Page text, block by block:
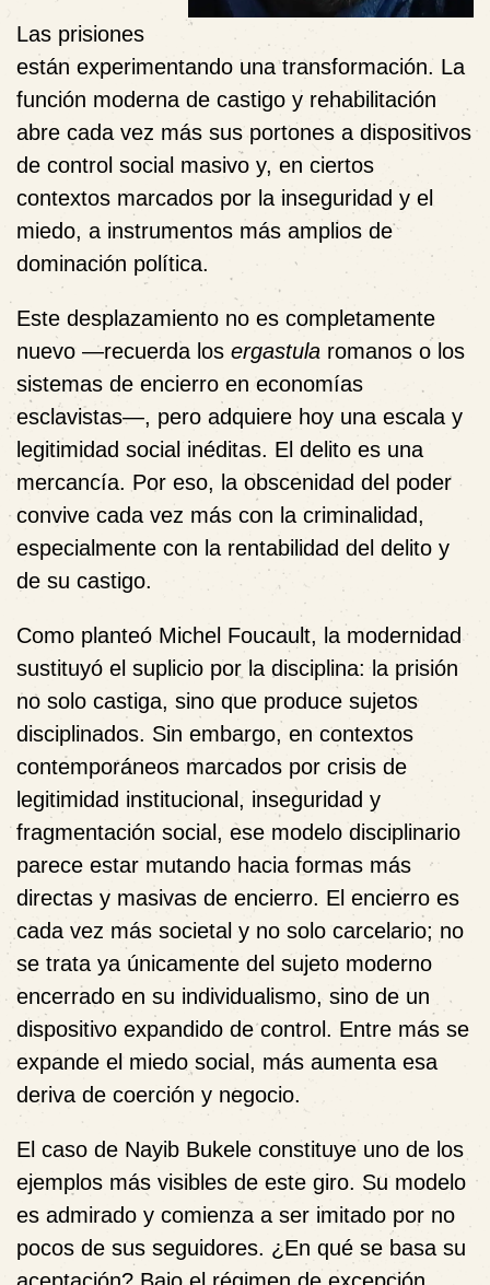
Las prisiones
están experimentando una transformación. La
función moderna de castigo y rehabilitación
abre cada vez más sus portones a dispositivos
de control social masivo y, en ciertos
contextos marcados por la inseguridad y el
miedo, a instrumentos más amplios de
dominación política.
Este desplazamiento no es completamente
nuevo —recuerda los ergastula romanos o los
sistemas de encierro en economías
esclavistas—, pero adquiere hoy una escala y
legitimidad social inéditas. El delito es una
mercancía. Por eso, la obscenidad del poder
convive cada vez más con la criminalidad,
especialmente con la rentabilidad del delito y
de su castigo.
Como planteó Michel Foucault, la modernidad
sustituyó el suplicio por la disciplina: la prisión
no solo castiga, sino que produce sujetos
disciplinados. Sin embargo, en contextos
contemporáneos marcados por crisis de
legitimidad institucional, inseguridad y
fragmentación social, ese modelo disciplinario
parece estar mutando hacia formas más
directas y masivas de encierro. El encierro es
cada vez más societal y no solo carcelario; no
se trata ya únicamente del sujeto moderno
encerrado en su individualismo, sino de un
dispositivo expandido de control. Entre más se
expande el miedo social, más aumenta esa
deriva de coerción y negocio.
El caso de Nayib Bukele constituye uno de los
ejemplos más visibles de este giro. Su modelo
es admirado y comienza a ser imitado por no
pocos de sus seguidores. ¿En qué se basa su